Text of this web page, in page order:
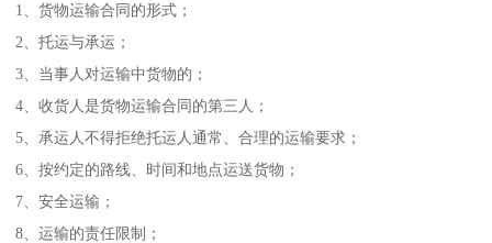
1、货物运输合同的形式；
2、托运与承运；
3、当事人对运输中货物的；
4、收货人是货物运输合同的第三人；
5、承运人不得拒绝托运人通常、合理的运输要求；
6、按约定的路线、时间和地点运送货物；
7、安全运输；
8、运输的责任限制；